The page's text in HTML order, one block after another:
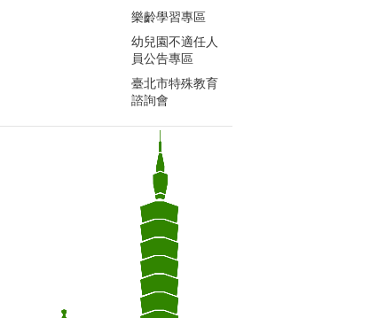
樂齡學習專區
幼兒園不適任人
員公告專區
臺北市特殊教育
諮詢會